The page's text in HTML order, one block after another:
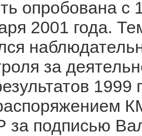
опробована с
2001 года.
за
1999
за подписью